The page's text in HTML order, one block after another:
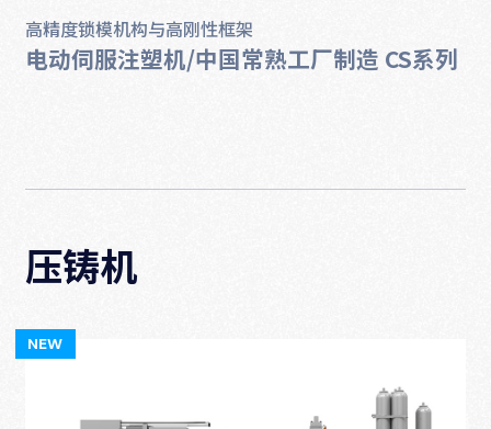
高精度锁模机构与高刚性框架
电动伺服注塑机/中国常熟工厂制造 CS系列
压铸机